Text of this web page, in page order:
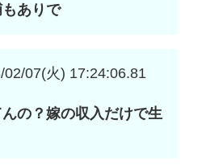
ありで
02/07(火) 17:24:06.81
の？嫁の収入だけで生